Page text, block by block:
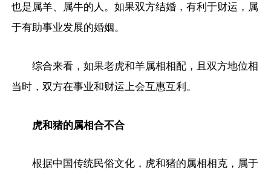
也是属羊、属牛的人。如果双方结婚，有利于财运，属
于有助事业发展的婚姻。
综合来看，如果老虎和羊属相相配，且双方地位相
当时，双方在事业和财运上会互惠互利。
虎和猪的属相合不合
根据中国传统民俗文化，虎和猪的属相相克，属于